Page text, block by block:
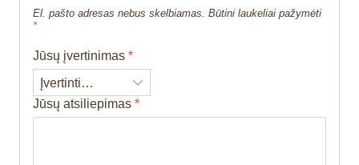
El. pašto adresas nebus skelbiamas. Būtini laukeliai pažymėti
*
Jūsų įvertinimas *
Jūsų atsiliepimas *